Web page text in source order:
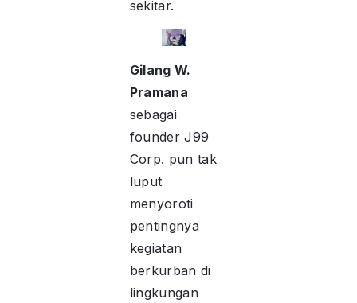
sekitar.
Gilang W.
Pramana
sebagai
founder J99
Corp. pun tak
luput
menyoroti
pentingnya
kegiatan
berkurban di
lingkungan